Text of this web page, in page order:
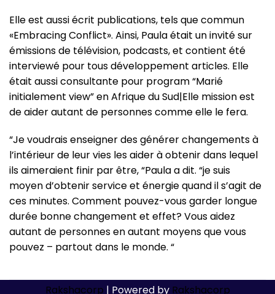
Elle est aussi écrit publications, tels que commun
«Embracing Conflict». Ainsi, Paula était un invité sur
émissions de télévision, podcasts, et contient été
interviewé pour tous développement articles. Elle
était aussi consultante pour program “Marié
initialement view” en Afrique du Sud|Elle mission est
de aider autant de personnes comme elle le fera.
“Je voudrais enseigner des générer changements à
l’intérieur de leur vies les aider à obtenir dans lequel
ils aimeraient finir par être, “Paula a dit. “je suis
moyen d’obtenir service et énergie quand il s’agit de
ces minutes. Comment pouvez-vous garder longue
durée bonne changement et effet? Vous aidez
autant de personnes en autant moyens que vous
pouvez – partout dans le monde. “
Rakshacorp | Powered by Rakshacorp